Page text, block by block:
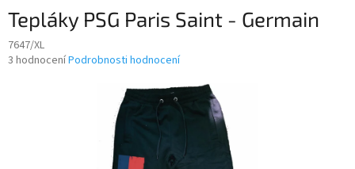
Tepláky PSG Paris Saint - Germain
7647/XL
Průměrné
3 hodnoceníPodrobnosti hodnocení